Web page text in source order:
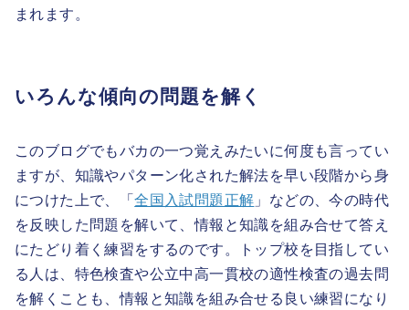
まれます。
いろんな傾向の問題を解く
このブログでもバカの一つ覚えみたいに何度も言ってい
ますが、知識やパターン化された解法を早い段階から身
につけた上で、「全国入試問題正解 」などの、今の時代
を反映した問題を解いて、情報と知識を組み合せて答え
にたどり着く練習をするのです。トップ校を目指してい
る人は、特色検査や公立中高一貫校の適性検査の過去問
を解くことも、情報と知識を組み合せる良い練習になり